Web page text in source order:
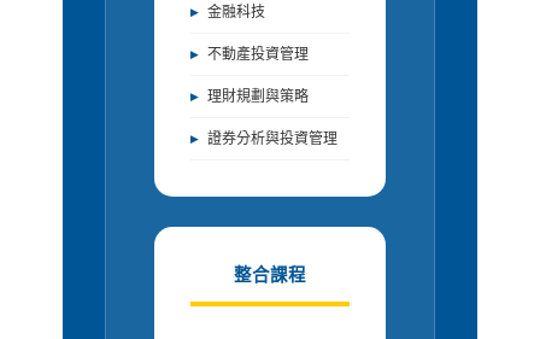
金融科技
不動產投資管理
理財規劃與策略
證券分析與投資管理
整合課程